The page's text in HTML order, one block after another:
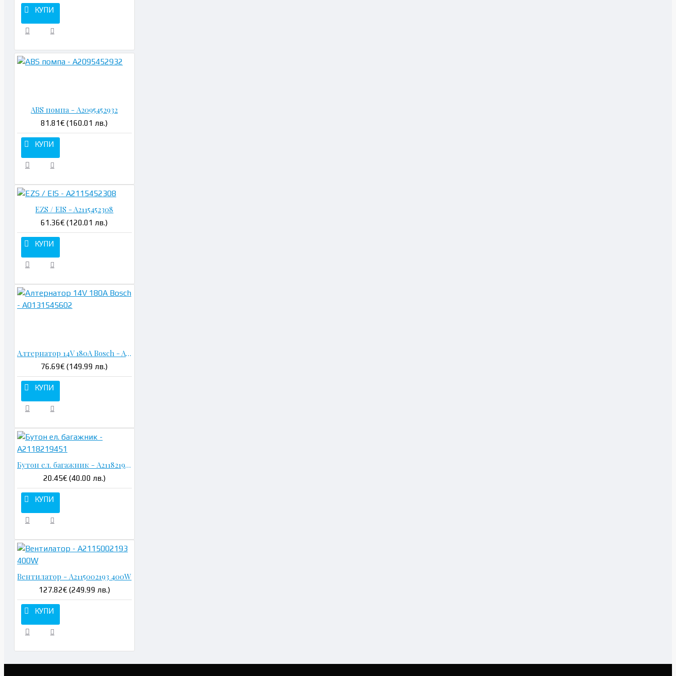
КУПИ
ABS помпа - A2095452932
81.81€ (160.01 лв.)
КУПИ
EZS / EIS - A2115452308
61.36€ (120.01 лв.)
КУПИ
Алтернатор 14V 180A Bosch - A0131545602
76.69€ (149.99 лв.)
КУПИ
Бутон ел. багажник - A2118219451
20.45€ (40.00 лв.)
КУПИ
Вентилатор - A2115002193 400W
127.82€ (249.99 лв.)
КУПИ